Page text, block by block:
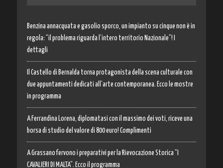
Benzina annacquata e gasolio sporco, un impianto su cinque non è in
regola: “il problema riguarda l’intero territorio Nazionale”! I
dettagli
Il Castello di Bernalda torna protagonista della scena culturale con
due appuntamenti dedicati all’arte contemporanea. Ecco le mostre
in programma
A Ferrandina Lorena, diplomatasi con il massimo dei voti, riceve una
borsa di studio del valore di 800 euro! Complimenti
A Grassano fervono i preparativi per la Rievocazione Storica “I
CAVALIERI DI MALTA”. Ecco il programma